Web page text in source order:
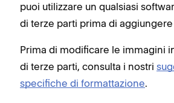
puoi utilizzare un qualsiasi
di terze parti prima di
Prima di modificare le immagini
di terze parti, consulta i nostri
specifiche di formattazione.